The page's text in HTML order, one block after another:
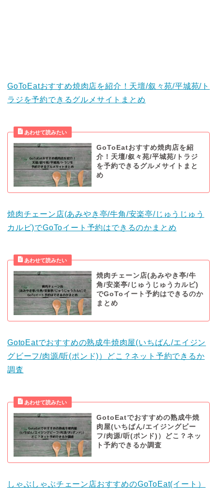
GoToEatおすすめ焼肉店を紹介！天壇/叙々苑/平城苑/ト
ラジを予約できるグルメサイトまとめ
GoToEatおすすめ焼肉店を紹
介！天壇/叙々苑/平城苑/トラジ
を予約できるグルメサイトまと
め
焼肉チェーン店(あみやき亭/牛角/安楽亭/じゅうじゅう
カルビ)でGoToイート予約はできるのかまとめ
焼肉チェーン店(あみやき亭/牛
角/安楽亭/じゅうじゅうカルビ)
でGoToイート予約はできるのか
まとめ
GotoEatでおすすめの熟成牛焼肉屋(いちばん/エイジン
グビーフ/肉源/听(ポンド)）どこ？ネット予約できるか
調査
GotoEatでおすすめの熟成牛焼
肉屋(いちばん/エイジングビー
フ/肉源/听(ポンド)）どこ？ネッ
ト予約できるか調査
しゃぶしゃぶチェーン店おすすめのGoToEat(イート）